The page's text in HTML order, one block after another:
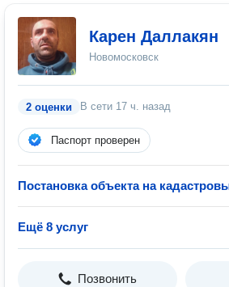
Карен Даллакян
Новомосковск
2 оценки В сети 17 ч. назад
Паспорт проверен
Постановка объекта на
Ещё 8 услуг
Позвонить